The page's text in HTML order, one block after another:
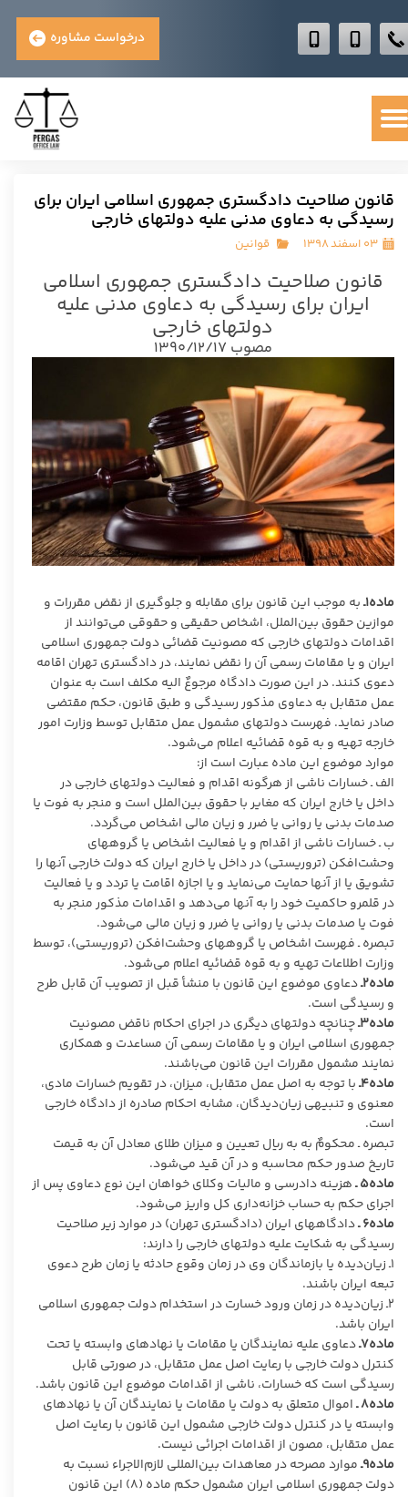
درخواست مشاوره
قانون صلاحیت دادگستری جمهوری اسلامی ایران برای
رسیدگی به دعاوی مدنی علیه دولتهای خارجی
۰۳ اسفند ۱۳۹۸ قوانین
قانون صلاحیت دادگستری جمهوری اسلامی
ایران برای رسیدگی به دعاوی مدنی علیه
دولتهای خارجی
مصوب ۱۳۹۰/۱۲/۱۷
ماده۱ـ به موجب این قانون برای مقابله و جلوگیری از نقض مقررات و
موازین حقوق بین‌الملل، اشخاص حقیقی و حقوقی می‌توانند از
اقدامات دولتهای خارجی که مصونیت قضائی دولت جمهوری اسلامی
ایران و یا مقامات رسمی آن را نقض نمایند، در دادگستری تهران اقامه
دعوی کنند. در این صورت دادگاه مرجوعٌ الیه مکلف است به عنوان
عمل متقابل به دعاوی مذکور رسیدگی و طبق قانون، حکم مقتضی
صادر نماید. فهرست دولتهای مشمول عمل متقابل توسط وزارت امور
خارجه تهیه و به قوه قضائیه اعلام می‌شود.
موارد موضوع این ماده عبارت است از:
الف ـ خسارات ناشی از هرگونه اقدام و فعالیت دولتهای خارجی در
داخل یا خارج ایران که مغایر با حقوق بین‌الملل است و منجر به فوت یا
صدمات بدنی یا روانی یا ضرر و زیان مالی اشخاص می‌گردد.
ب ـ خسارات ناشی از اقدام و یا فعالیت اشخاص یا گروههای
وحشت‌افکن (تروریستی) در داخل یا خارج ایران که دولت خارجی آنها را
تشویق یا از آنها حمایت می‌نماید و یا اجازه اقامت یا تردد و یا فعالیت
در قلمرو حاکمیت خود را به آنها می‌دهد و اقدامات مذکور منجر به
فوت یا صدمات بدنی یا روانی یا ضرر و زیان مالی می‌شود.
تبصره ـ فهرست اشخاص یا گروههای وحشت‌افکن (تروریستی)، توسط
وزارت اطلاعات تهیه و به قوه قضائیه اعلام می‌شود.
ماده۲ـ دعاوی موضوع این قانون با منشأ قبل از تصویب آن قابل طرح
و رسیدگی است.
ماده۳ـ
چنانچه دولتهای دیگری در اجرای احکام ناقض مصونیت
جمهوری اسلامی ایران و یا مقامات رسمی آن مساعدت و همکاری
نمایند مشمول مقررات این قانون می‌باشند.
ماده۴ـ
با توجه به اصل عمل متقابل، میزان، در تقویم خسارات مادی،
معنوی و تنبیهی زیان‌دیدگان، مشابه احکام صادره از دادگاه خارجی
است.
تبصره ـ محکومٌ به به ریال تعیین و میزان طلای معادل آن به قیمت
تاریخ صدور حکم محاسبه و در آن قید می‌شود.
ماده۵ ـ
هزینه دادرسی و مالیات وکلای خواهان این نوع دعاوی پس از
اجرای حکم به حساب خزانه‌داری کل واریز می‌شود.
ماده۶ ـ
دادگاههای ایران (دادگستری تهران) در موارد زیر صلاحیت
رسیدگی به شکایت علیه دولتهای خارجی را دارند:
۱ـ زیان‌دیده یا بازماندگان وی در زمان وقوع حادثه یا زمان طرح دعوی
تبعه ایران باشند.
۲ـ زیان‌دیده در زمان ورود خسارت در استخدام دولت جمهوری اسلامی
ایران باشد.
ماده۷ـ
دعاوی علیه نمایندگان یا مقامات یا نهادهای وابسته یا تحت
کنترل دولت خارجی با رعایت اصل عمل متقابل، در صورتی قابل
رسیدگی است که خسارات، ناشی از اقدامات موضوع این قانون باشد.
ماده۸ ـ
اموال متعلق به دولت یا مقامات یا نمایندگان آن یا نهادهای
وابسته یا در کنترل دولت خارجی مشمول این قانون با رعایت اصل
عمل متقابل، مصون از اقدامات اجرائی نیست.
ماده۹ـ
موارد مصرحه در معاهدات بین‌المللی لازم‌الاجراء نسبت به
دولت جمهوری اسلامی ایران مشمول حکم ماده (۸) این قانون